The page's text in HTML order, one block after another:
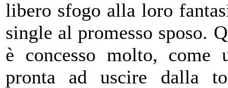
libero sfogo alla loro
single al promesso sposo.
è concesso molto, come
pronta ad uscire dalla